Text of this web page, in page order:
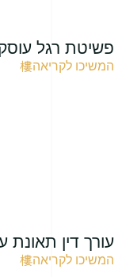
פשיטת רגל
המשיכו לקריאה
עורך דין תאונת
המשיכו לקריאה